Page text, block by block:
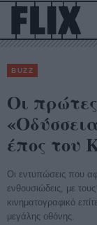
BUZZ
Οι
έπος του
Οι εντυπώσεις που
ενθουσιώδεις, με
κινηματογραφικό
μεγάλης οθόνης.